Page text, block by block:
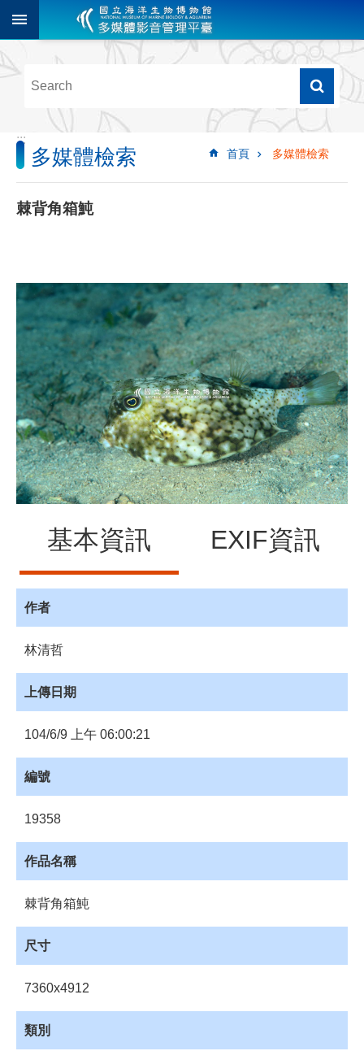
跳到主要內容區塊
階
尋
多
媒
體
檢
像
音
音
源
訊
息
發
布
諮
詢
會
員
專
區
館
員
網
站
購
物
載
資
:::
首頁 多媒體檢索
多媒體檢索
棘背角箱魨
基本資訊 EXIF資訊
作者
林清哲
上傳日期
104/6/9 上午 06:00:21
編號
19358
作品名稱
棘背角箱魨
尺寸
7360x4912
類別